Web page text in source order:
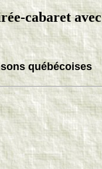
cabaret avec
québécoises